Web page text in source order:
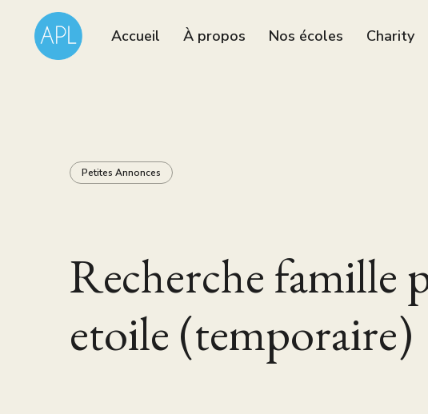
Accueil À propos Nos écoles Charity
Petites Annonces
Recherche famille
etoile (temporaire)